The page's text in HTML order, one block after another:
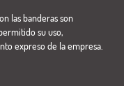
las banderas son
su uso,
expreso de la empresa.